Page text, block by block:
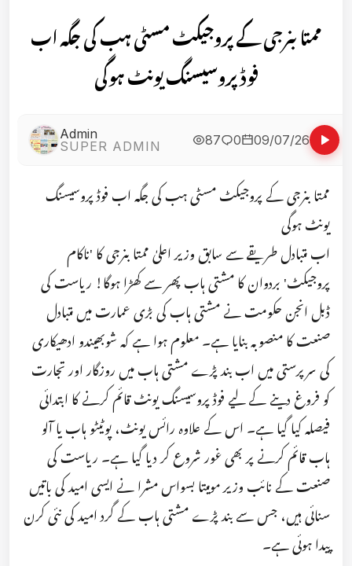
ممتا بنرجی کے پروجیکٹ مسٹی ہب کی جگہ اب
فوڈ پروسیسنگ یونٹ ہوگی
Admin
SUPER ADMIN
87 0 09/07/26
ممتا بنرجی کے پروجیکٹ مسٹی ہب کی جگہ اب فوڈ پروسیسنگ
یونٹ ہوگی
اب متبادل طریقے سے سابق وزیر اعلیٰ ممتا بنرجی کا 'ناکام
پروجیکٹ' بردوان کا مشتی ہاب پھر سے کھڑا ہوگا! ریاست کی
ڈبل انجن حکومت نے مشتی ہاب کی بڑی عمارت میں متبادل
صنعت کا منصوبہ بنایا ہے۔ معلوم ہوا ہے کہ شوبھیندو ادھیکاری
کی سرپرستی میں اب بند پڑے مشتی ہاب میں روزگار اور تجارت
کو فروغ دینے کے لیے فوڈ پروسیسنگ یونٹ قائم کرنے کا ابتدائی
فیصلہ کیا گیا ہے۔ اس کے علاوہ رائس یونٹ، پوٹیٹو ہاب یا آلو
ہاب قائم کرنے پر بھی غور شروع کر دیا گیا ہے۔ ریاست کی
صنعت کے نائب وزیر مومیتا بسواس مشرا نے ایسی امید کی باتیں
سنائی ہیں، جس سے بند پڑے مشتی ہاب کے گرد امید کی نئی کرن
پیدا ہوئی ہے۔